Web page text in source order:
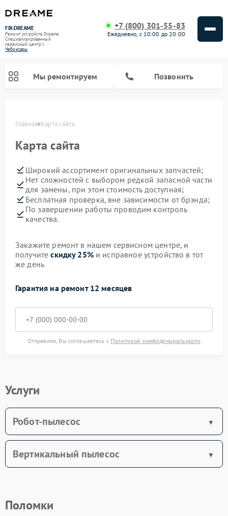
FIX-DREAME
Ремонт устройств Dreame
Специализированный
cервисный центр г.
Чебоксары
+7 (800) 301-55-83
Ежедневно, с 10:00 до 20:00
Мы ремонтируем Позвонить
Главная Карта сайта
Карта сайта
Широкий ассортимент оригинальных запчастей;
Нет сложностей с выбором редкой запасной части
для замены, при этом стоимость доступная;
Бесплатная проверка, вне зависимости от брэнда;
По завершении работы проводим контроль
качества.
Закажите ремонт в нашем сервисном центре, и
получитескидку 25%и исправное устройство в тот
же день
Гарантия на ремонт 12 месяцев
Отправляя, Вы соглашаетесь с Политикой конфиденциальности
Услуги
Робот-пылесос
Вертикальный пылесос
Поломки